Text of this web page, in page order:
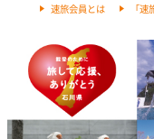
速旅会員とは 「